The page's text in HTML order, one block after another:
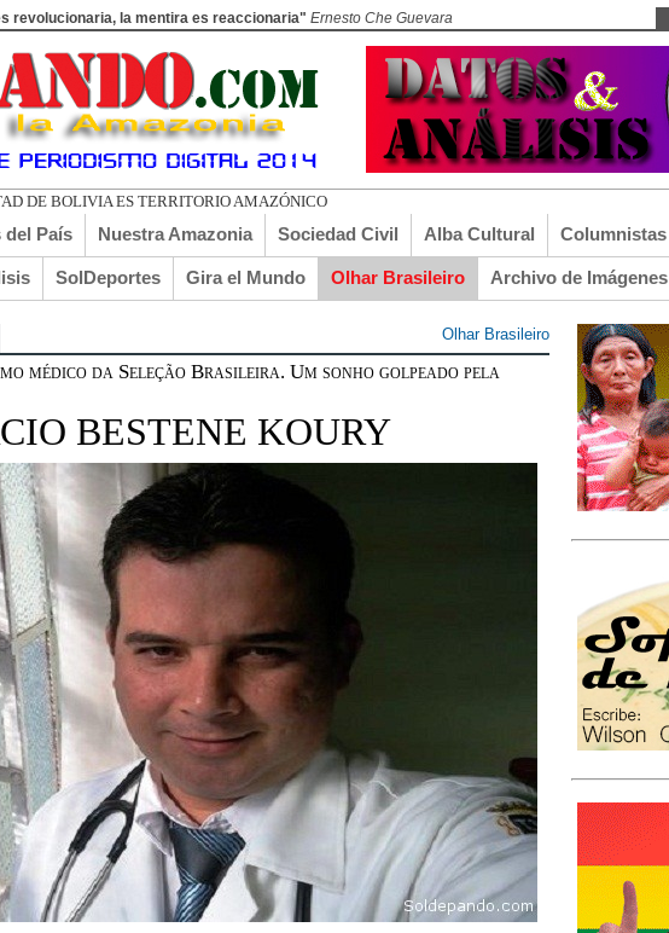
revolucionaria, la mentira es reaccionaria" Ernesto Che Guevara
del País Nuestra Amazonia Sociedad Civil Alba Cultural Columnistas
SolDeportes Gira el Mundo Olhar Brasileiro Archivo de Imágenes
Olhar Brasileiro
médico da Seleção Brasileira. Um sonho golpeado pela
BESTENE KOURY